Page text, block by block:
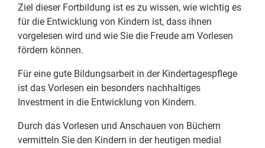
Ziel dieser Fortbildung ist es zu wissen, wie wichtig es
für die Entwicklung von Kindern ist, dass ihnen
vorgelesen wird und wie Sie die Freude am Vorlesen
fördern können.
Für eine gute Bildungsarbeit in der Kindertagespflege
ist das Vorlesen ein besonders nachhaltiges
Investment in die Entwicklung von Kindern.
Durch das Vorlesen und Anschauen von Büchern
vermitteln Sie den Kindern in der heutigen medial